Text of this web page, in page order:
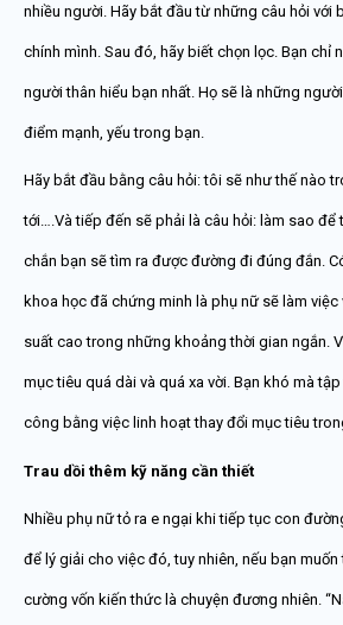
nhiều người. Hãy bắt đầu từ những câu hỏi với
chính mình. Sau đó, hãy biết chọn lọc. Bạn chỉ
người thân hiểu bạn nhất. Họ sẽ là những
điểm mạnh, yếu trong bạn.
Hãy bắt đầu bằng câu hỏi: tôi sẽ như thế nào
tới….Và tiếp đến sẽ phải là câu hỏi: làm sao để
chắn bạn sẽ tìm ra được đường đi đúng đắn.
khoa học đã chứng minh là phụ nữ sẽ làm việc
suất cao trong những khoảng thời gian ngắn.
mục tiêu quá dài và quá xa vời. Bạn khó mà
công bằng việc linh hoạt thay đổi mục tiêu
Trau dồi thêm kỹ năng cần thiết
Nhiều phụ nữ tỏ ra e ngại khi tiếp tục con
để lý giải cho việc đó, tuy nhiên, nếu bạn
cường vốn kiến thức là chuyện đương nhiên.